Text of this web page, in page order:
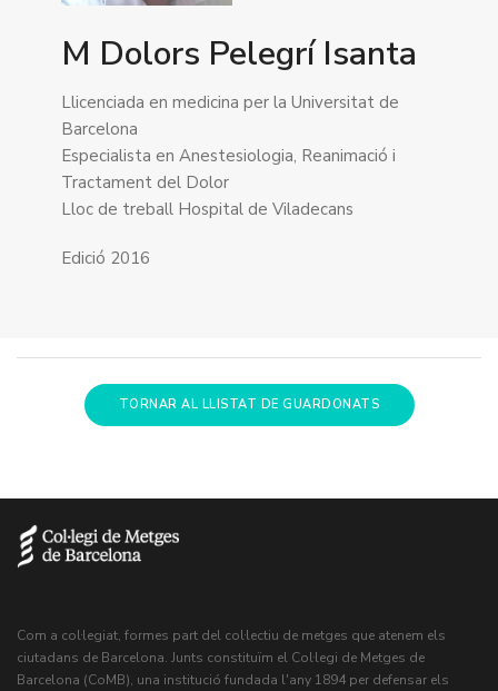
M Dolors Pelegrí Isanta
Llicenciada en medicina per la Universitat de
Barcelona
Especialista en Anestesiologia, Reanimació i
Tractament del Dolor
Lloc de treball Hospital de Viladecans
Edició 2016
TORNAR AL LLISTAT DE GUARDONATS
Com a col·legiat, formes part del col·lectiu de metges que atenem els
ciutadans de Barcelona. Junts constituïm el Col·legi de Metges de
Barcelona (CoMB), una institució fundada l'any 1894 per defensar els